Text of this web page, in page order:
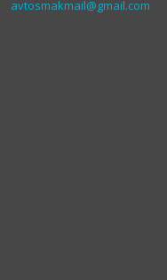
avtosmakmail@gmail.com